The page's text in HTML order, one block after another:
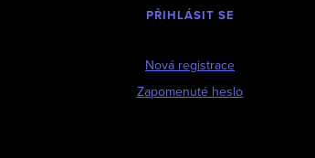
PŘIHLÁSIT SE
Nová registrace
Zapomenuté heslo